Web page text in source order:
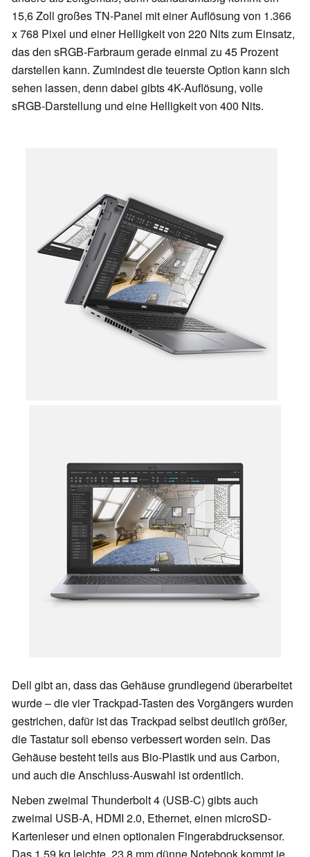
15,6 Zoll großes TN-Panel mit einer Auflösung von 1.366
x 768 Pixel und einer Helligkeit von 220 Nits zum Einsatz,
das den sRGB-Farbraum gerade einmal zu 45 Prozent
darstellen kann. Zumindest die teuerste Option kann sich
sehen lassen, denn dabei gibts 4K-Auflösung, volle
sRGB-Darstellung und eine Helligkeit von 400 Nits.
Dell gibt an, dass das Gehäuse grundlegend überarbeitet
wurde – die vier Trackpad-Tasten des Vorgängers wurden
gestrichen, dafür ist das Trackpad selbst deutlich größer,
die Tastatur soll ebenso verbessert worden sein. Das
Gehäuse besteht teils aus Bio-Plastik und aus Carbon,
und auch die Anschluss-Auswahl ist ordentlich.
Neben zweimal Thunderbolt 4 (USB-C) gibts auch
zweimal USB-A, HDMI 2.0, Ethernet, einen microSD-
Kartenleser und einen optionalen Fingerabdrucksensor.